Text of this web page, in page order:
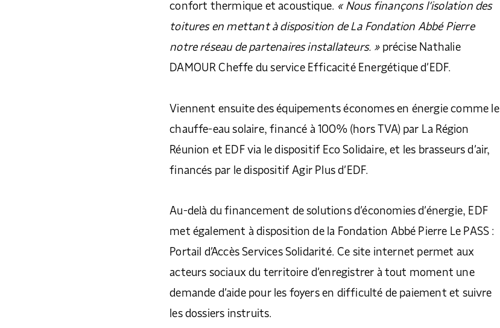
confort thermique et acoustique. « Nous finançons l’isolation des
toitures en mettant à disposition de La Fondation Abbé Pierre
notre réseau de partenaires installateurs. »précise Nathalie
DAMOUR Cheffe du service Efficacité Energétique d’EDF.
Viennent ensuite des équipements économes en énergie comme le
chauffe-eau solaire, financé à 100% (hors TVA) par La Région
Réunion et EDF via le dispositif Eco Solidaire, et les brasseurs d’air,
financés par le dispositif Agir Plus d’EDF.
Au-delà du financement de solutions d’économies d’énergie, EDF
met également à disposition de la Fondation Abbé Pierre Le PASS :
Portail d’Accès Services Solidarité. Ce site internet permet aux
acteurs sociaux du territoire d’enregistrer à tout moment une
demande d’aide pour les foyers en difficulté de paiement et suivre
les dossiers instruits.